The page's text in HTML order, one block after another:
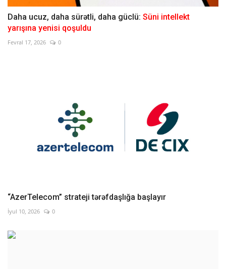
Daha ucuz, daha sürətli, daha güclü: Süni intellekt
yarışına yenisi qoşuldu
Fevral 17, 2026 0
“AzerTelecom” strateji tərəfdaşlığa başlayır
İyul 10, 2026 0